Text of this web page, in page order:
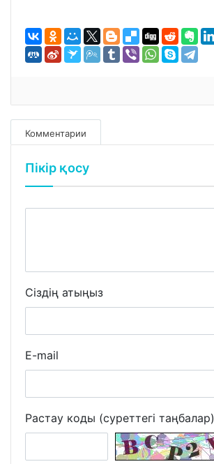
Комментарии
Пікір қосу
Сіздің атыңыз
E-mail
Растау коды (суреттегі таңбалар)